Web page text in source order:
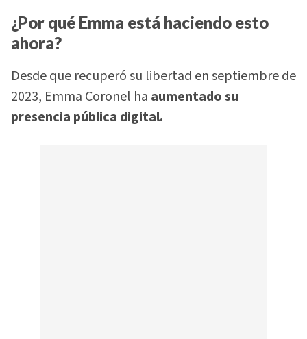
¿Por qué Emma está haciendo esto
ahora?
Desde que recuperó su libertad en septiembre de
2023, Emma Coronel ha aumentado su
presencia pública digital.